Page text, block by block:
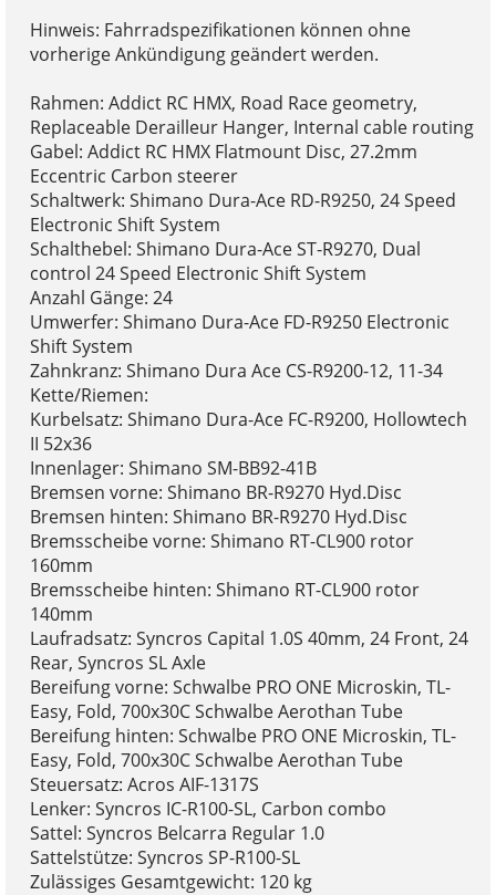
Hinweis: Fahrradspezifikationen können ohne
vorherige Ankündigung geändert werden.
Rahmen: Addict RC HMX, Road Race geometry,
Replaceable Derailleur Hanger, Internal cable routing
Gabel: Addict RC HMX Flatmount Disc, 27.2mm
Eccentric Carbon steerer
Schaltwerk: Shimano Dura-Ace RD-R9250, 24 Speed
Electronic Shift System
Schalthebel: Shimano Dura-Ace ST-R9270, Dual
control 24 Speed Electronic Shift System
Anzahl Gänge: 24
Umwerfer: Shimano Dura-Ace FD-R9250 Electronic
Shift System
Zahnkranz: Shimano Dura Ace CS-R9200-12, 11-34
Kette/Riemen:
Kurbelsatz: Shimano Dura-Ace FC-R9200, Hollowtech
II 52x36
Innenlager: Shimano SM-BB92-41B
Bremsen vorne: Shimano BR-R9270 Hyd.Disc
Bremsen hinten: Shimano BR-R9270 Hyd.Disc
Bremsscheibe vorne: Shimano RT-CL900 rotor
160mm
Bremsscheibe hinten: Shimano RT-CL900 rotor
140mm
Laufradsatz: Syncros Capital 1.0S 40mm, 24 Front, 24
Rear, Syncros SL Axle
Bereifung vorne: Schwalbe PRO ONE Microskin, TL-
Easy, Fold, 700x30C Schwalbe Aerothan Tube
Bereifung hinten: Schwalbe PRO ONE Microskin, TL-
Easy, Fold, 700x30C Schwalbe Aerothan Tube
Steuersatz: Acros AIF-1317S
Lenker: Syncros IC-R100-SL, Carbon combo
Sattel: Syncros Belcarra Regular 1.0
Sattelstütze: Syncros SP-R100-SL
Zulässiges Gesamtgewicht: 120 kg